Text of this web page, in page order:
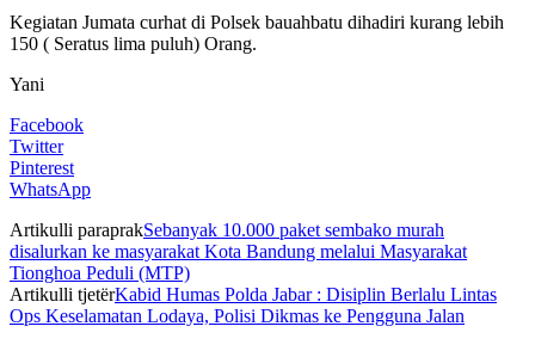
Kegiatan Jumata curhat di Polsek bauahbatu dihadiri kurang lebih
150 ( Seratus lima puluh) Orang.
Yani
Facebook
Twitter
Pinterest
WhatsApp
Artikulli paraprakSebanyak 10.000 paket sembako murah
disalurkan ke masyarakat Kota Bandung melalui Masyarakat
Tionghoa Peduli (MTP)
Artikulli tjetërKabid Humas Polda Jabar : Disiplin Berlalu Lintas
Ops Keselamatan Lodaya, Polisi Dikmas ke Pengguna Jalan